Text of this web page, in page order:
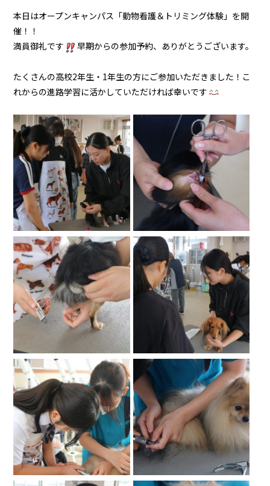
本日はオープンキャンパス「動物看護＆トリミング体験」を開
催！！
満員御礼です
早期からの参加予約、ありがとうございます。
たくさんの高校2年生・1年生の方にご参加いただきました！こ
れからの進路学習に活かしていただければ幸いです